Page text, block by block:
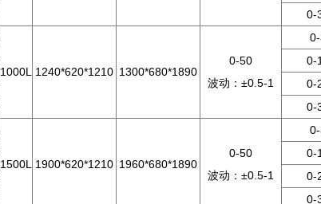
0-
1000L 1240*620*1210 1300*680*1890
0-50
波动：±0.5-1
0-
0-
0-
1500L 1900*620*1210 1960*680*1890
0-50
波动：±0.5-1
0-
0-
0-